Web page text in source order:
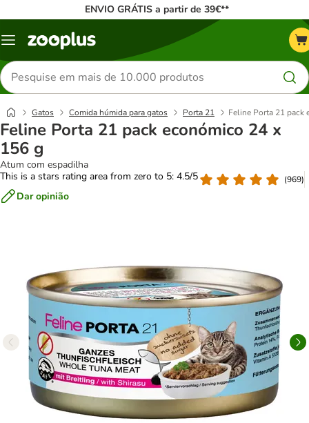
ENVIO GRÁTIS a partir de 39€**
Menu
Pesquisar
produtos
Gatos Comida húmida para gatos Porta 21 Feline Porta 21 pack
Feline Porta 21 pack económico 24 x
156 g
Atum com espadilha
This is a stars rating area from zero to 5: 4.5/5
(969)
Dar opinião